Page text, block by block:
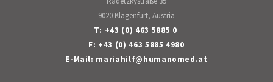
9020 Klagenfurt, Austria
T: +43 (0) 463 5885 0
F: +43 (0) 463 5885 4980
E-Mail: mariahilf@humanomed.at